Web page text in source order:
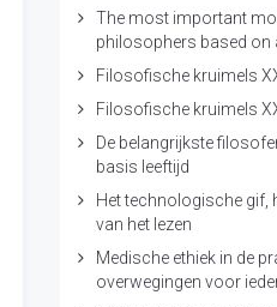
The most important
philosophers based on
Filosofische kruimels
Filosofische kruimels
De belangrijkste
basis leeftijd
Het technologische gif,
van het lezen
Medische ethiek in de
overwegingen voor